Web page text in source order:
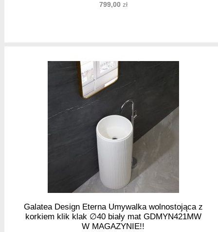
799,00zł
Galatea Design Eterna Umywalka wolnostojąca z
korkiem klik klak ∅40 biały mat GDMYN421MW
W MAGAZYNIE!!